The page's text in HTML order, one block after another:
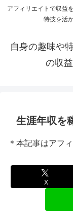
アフィリエイトで収益
特技を活
自身の趣味や
の収
生涯年収を
＊本記事はアフ
X